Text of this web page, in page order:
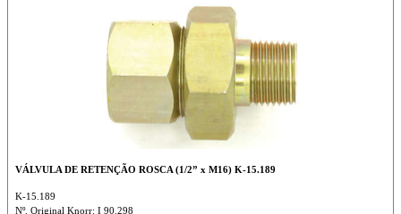
VÁLVULA DE RETENÇÃO ROSCA (1/2” x M16) K-15.189
K-15.189
Nº. Original Knorr: I 90.298